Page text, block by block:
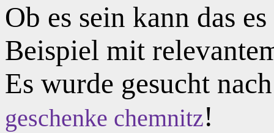
Ob es sein kann das
Beispiel mit
Es wurde gesucht
geschenke chemnitz!